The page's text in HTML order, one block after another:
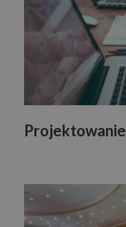
Projektowanie